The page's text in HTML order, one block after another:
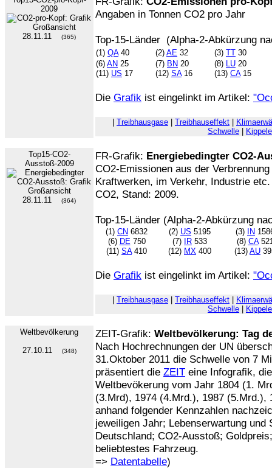
2009
28.11.11 (365)
Angaben in Tonnen CO2 pro Jahr
Top-15-Länder (Alpha-2-Abkürzung
(1) QA40 (2) AE 32 (3) TT 30
(6) AN 25 (7) BN 20 (8) LU 20
(11) US 17 (12) SA16 (13) CA15
Die Grafik ist eingelinkt im Artikel:
Treibhausgase Treibhauseffekt
Schwelle
Top15-CO2-
Ausstoß-2009
28.11.11 (364)
FR-Grafik: Energiebedingter CO2-
CO2-Emissionen aus der
Kraftwerken, im Verkehr, Industrie
CO2, Stand: 2009.
Top-15-Länder (Alpha-2-Abkürzung
(1) CN 6832 (2) US 5195 (3) IN
(6) DE750 (7) IR 533 (8) CA
(11) SA410 (12) MX 400 (13) AU
Die Grafik ist eingelinkt im Artikel:
Treibhausgase Treibhauseffekt
Schwelle
Weltbevölkerung
27.10.11
(348)
ZEIT-Grafik: Weltbevölkerung: Tag
Nach Hochrechnungen der UN
31.Oktober 2011 die Schwelle von 7
präsentiert die ZEIT eine Infografik,
Weltbevökerung vom Jahr 1804 (1.
(3.Mrd), 1974 (4.Mrd.), 1987 (5.Mrd.),
anhand folgender Kennzahlen
jeweiligen Jahr; Lebenserwartung
Deutschland; CO2-Ausstoß;
beliebtestes Fahrzeug.
=> Datentabelle)